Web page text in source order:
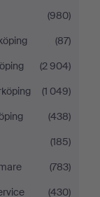
(980)
(87)
(2 904)
(1 049)
(438)
(185)
(783)
(430)